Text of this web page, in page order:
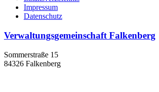
Impressum
Datenschutz
Verwaltungsgemeinschaft Falkenberg
Sommerstraße 15
84326 Falkenberg